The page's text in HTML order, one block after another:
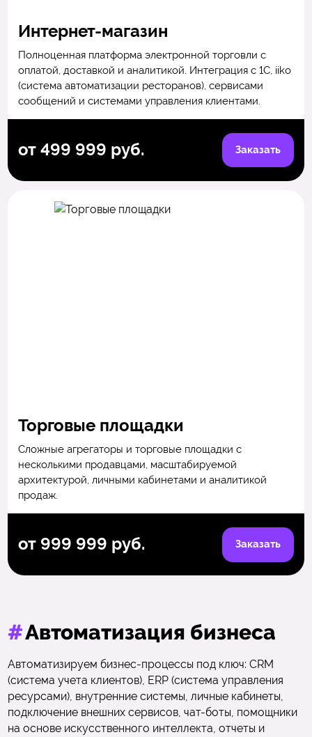
Интернет-магазин
Полноценная платформа электронной торговли с
оплатой, доставкой и аналитикой. Интеграция с 1С, iiko
(система автоматизации ресторанов), сервисами
сообщений и системами управления клиентами.
от 499 999 руб. Заказать
Торговые площадки
Сложные агрегаторы и торговые площадки с
несколькими продавцами, масштабируемой
архитектурой, личными кабинетами и аналитикой
продаж.
от 999 999 руб. Заказать
#Автоматизация бизнеса
Автоматизируем бизнес-процессы под ключ: CRM
(система учета клиентов), ERP (система управления
ресурсами), внутренние системы, личные кабинеты,
подключение внешних сервисов, чат-боты, помощники
на основе искусственного интеллекта, отчеты и